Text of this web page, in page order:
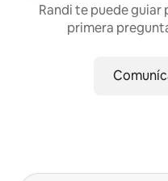
Randi te puede guiar
primera